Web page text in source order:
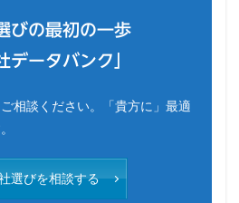
びの最初の一歩
データバンク」
相談ください。「貴方に」最適
選びを相談する